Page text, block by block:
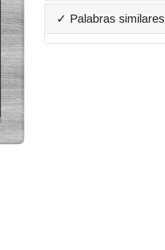
✓ Palabras similares